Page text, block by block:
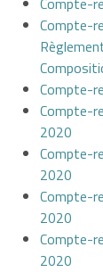
Compte-
Compte-
Compte-
2020
Compte-
2020
Compte-
2020
Compte-
2020